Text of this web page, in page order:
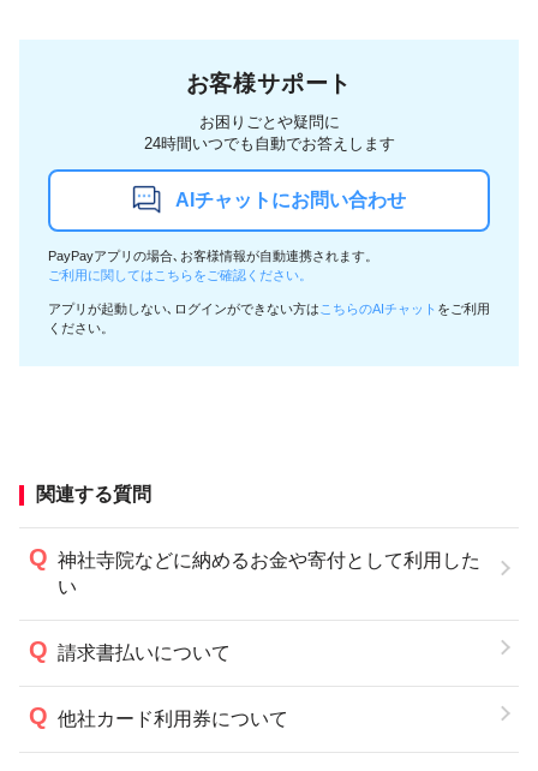
お客様サポート
お困りごとや疑問に
24時間いつでも自動でお答えします
AIチャットにお問い合わせ
PayPayアプリの場合､お客様情報が自動連携されます。
ご利用に関してはこちらをご確認ください。
アプリが起動しない､ログインができない方は こちらのAIチャット をご利用
ください。
関連する質問
神社寺院などに納めるお金や寄付として利用した
い
請求書払いについて
他社カード利用券について